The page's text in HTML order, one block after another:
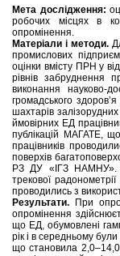
Мета дослідження:
робочих місцях в
опромінення.
Матеріали і методи.
промислових
оцінки вмісту ПРН у
рівнів забруднення
виконання науково-
громадського
шахтарів
ймовірних ЕД
публікацій МАГАТЕ,
працівників
поверхів
РЗ ДУ «ІГЗ НАМНУ».
трекової
проводились з
Результати. При
опромінення
що ЕД, обумовлені
рік і в середньому
що становила 2,0–14,0